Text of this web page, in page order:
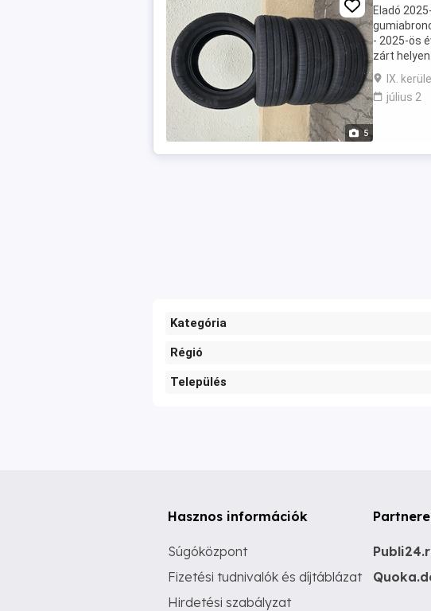
5
Eladó
- 2025-ös
zárt
Méret: 225
IX.
július 2
Kategória
Régió
Település
Hasznos információk
Súgóközpont
Fizetési tudnivalók és díjtáblázat
Hirdetési szabályzat